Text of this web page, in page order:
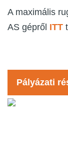
A maximális
AS gépről ITT
Pályázati